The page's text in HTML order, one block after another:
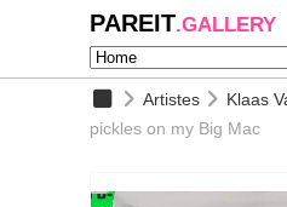
PAREIT.GALLERY
Artistes Klaas
pickles on my Big Mac